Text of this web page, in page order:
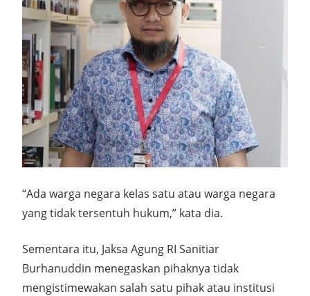
“Ada warga negara kelas satu atau warga negara
yang tidak tersentuh hukum,” kata dia.
Sementara itu, Jaksa Agung RI Sanitiar
Burhanuddin menegaskan pihaknya tidak
mengistimewakan salah satu pihak atau institusi